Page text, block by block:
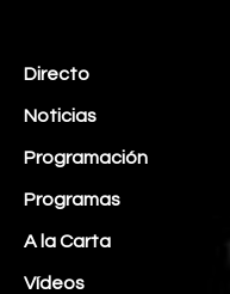
Directo
Noticias
Programación
Programas
A la Carta
Vídeos